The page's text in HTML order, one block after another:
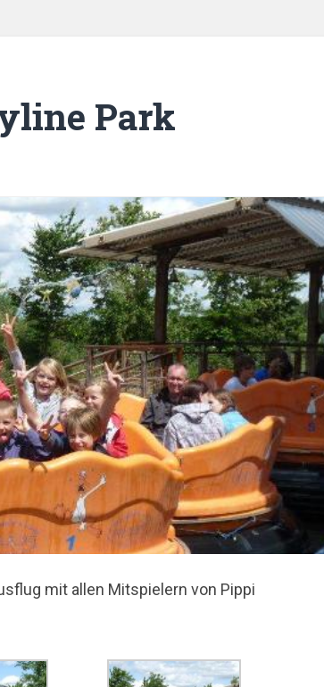
Park
mit allen Mitspielern von Pippi